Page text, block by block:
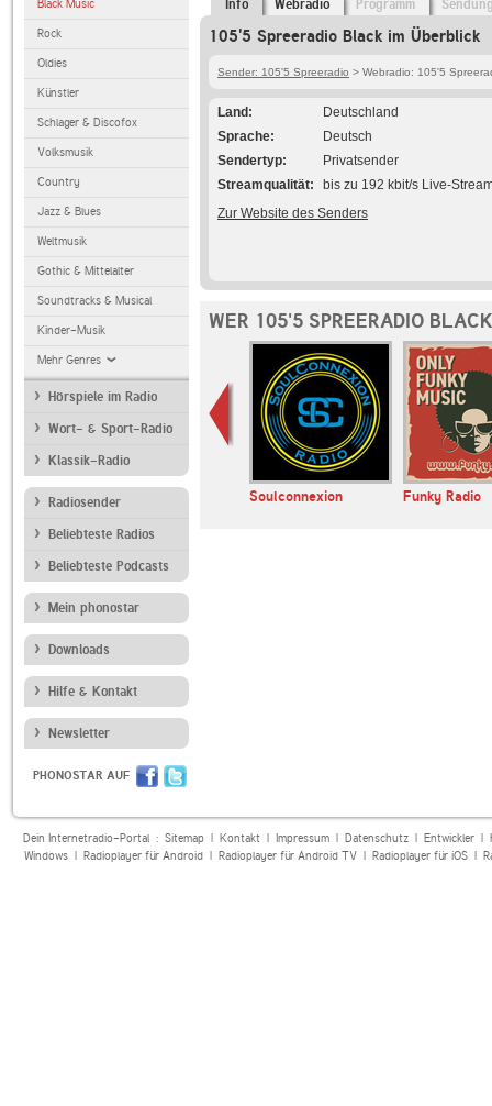
Black Music
Rock
Oldies
Künstler
Schlager & Discofox
Volksmusik
Country
Jazz & Blues
Weltmusik
Gothic & Mittelalter
Soundtracks & Musical
Kinder-Musik
Mehr Genres
Hörspiele im Radio
Wort- & Sport-Radio
Klassik-Radio
Radiosender
Beliebteste Radios
Beliebteste Podcasts
Mein phonostar
Downloads
Hilfe & Kontakt
Newsletter
PHONOSTAR AUF
Info Webradio Programm
105'5 Spreeradio Black im Überblick
Sender: 105'5 Spreeradio > Webradio: 105'5
Land
Deutschland
Sprache
Deutsch
Sendertyp
Privatsender
Streamqualität
bis zu 192 kbit/s Live-
Zur Website des Senders
WER 105'5 SPREERADIO
SUNSHINE LIVE Soulconnexion Funky Radio
Dein Internetradio-Portal : Sitemap| Kontakt| Impressum| Datenschutz| Entwickler|
Windows| Radioplayer für Android| Radioplayer für Android TV| Radioplayer für iOS|